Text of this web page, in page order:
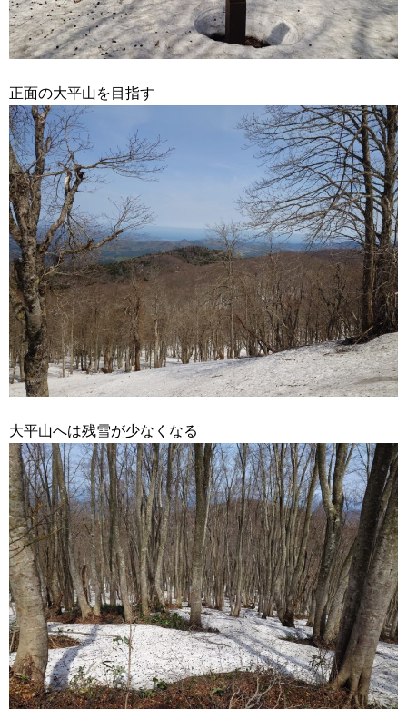
正面の大平山を目指す
大平山へは残雪が少なくなる